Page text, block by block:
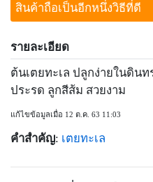
สินค้าถือเป็นอีกหนึ่งวิธีที่ดี
รายละเอียด
ต้นเตยทะเล ปลูกง่ายในดิน
ประรด ลูกสีส้ม สวยงาม
แก้ไขข้อมูลเมื่อ 12 ต.ค. 63 11:03
คำสำคัญ: เตยทะเล